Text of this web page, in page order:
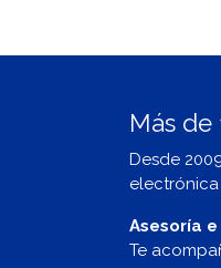
Más de
Desde
Asesoría
Te